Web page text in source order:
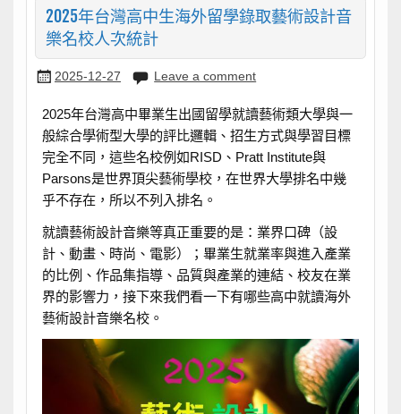
2025年台灣高中生海外留學錄取藝術設計音
樂名校人次統計
2025-12-27 Leave a comment
2025年台灣高中畢業生出國留學就讀藝術類大學與一
般綜合學術型大學的評比邏輯、招生方式與學習目標
完全不同，這些名校例如RISD、Pratt Institute與
Parsons是世界頂尖藝術學校，在世界大學排名中幾
乎不存在，所以不列入排名。
就讀藝術設計音樂等真正重要的是：業界口碑（設
計、動畫、時尚、電影）；畢業生就業率與進入產業
的比例、作品集指導、品質與產業的連結、校友在業
界的影響力，接下來我們看一下有哪些高中就讀海外
藝術設計音樂名校。